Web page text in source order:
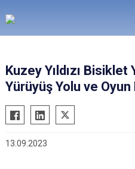
Kuzey Yıldızı Bisiklet
Yürüyüş Yolu ve Oyun
13.09.2023